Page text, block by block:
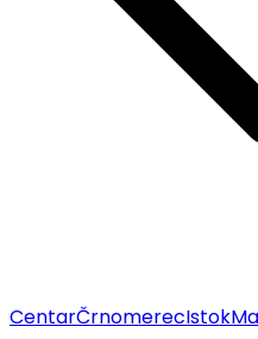
CentarČrnomerecIstok